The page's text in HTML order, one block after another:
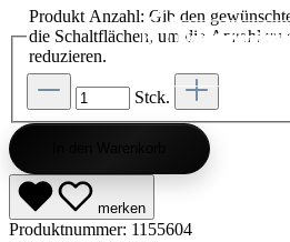
Produkt Anzahl: Gib den
die Schaltflächen, um die Anzahl zu
reduzieren.
Stck.
merken
Produktnummer: 1155604
Jetzt
Jetzt
Jetzt
Jetzt
Jetzt
Jetzt
Jetzt
Jetzt
Jetzt
Jetzt
Jetzt
Jetzt
Jetzt
Jetzt
Jetzt
Jetzt
Jetzt
Jetzt
Jetzt
Kategorie
Kategorie
Kategorie
Kategorie
Kategorie
Kategorie
Kategorie
Kategorie
Kategorie
Kategorie
Kategorie
Saunen